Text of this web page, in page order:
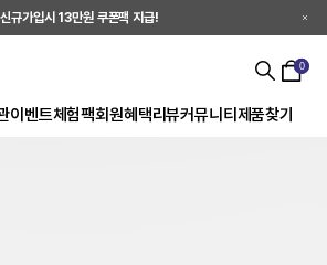
신규가입시 13만원 쿠폰팩 지급!
이벤트체험팩회원혜택리뷰커뮤니티 제품찾기
0